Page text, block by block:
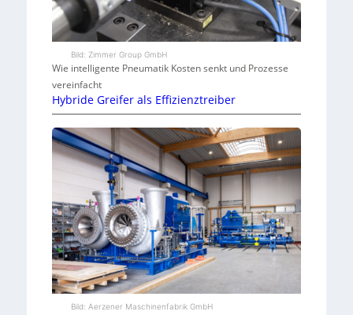
Bild: Zimmer Group GmbH
Wie intelligente Pneumatik Kosten senkt und Prozesse
vereinfacht
Hybride Greifer als Effizienztreiber
Bild: Aerzener Maschinenfabrik GmbH